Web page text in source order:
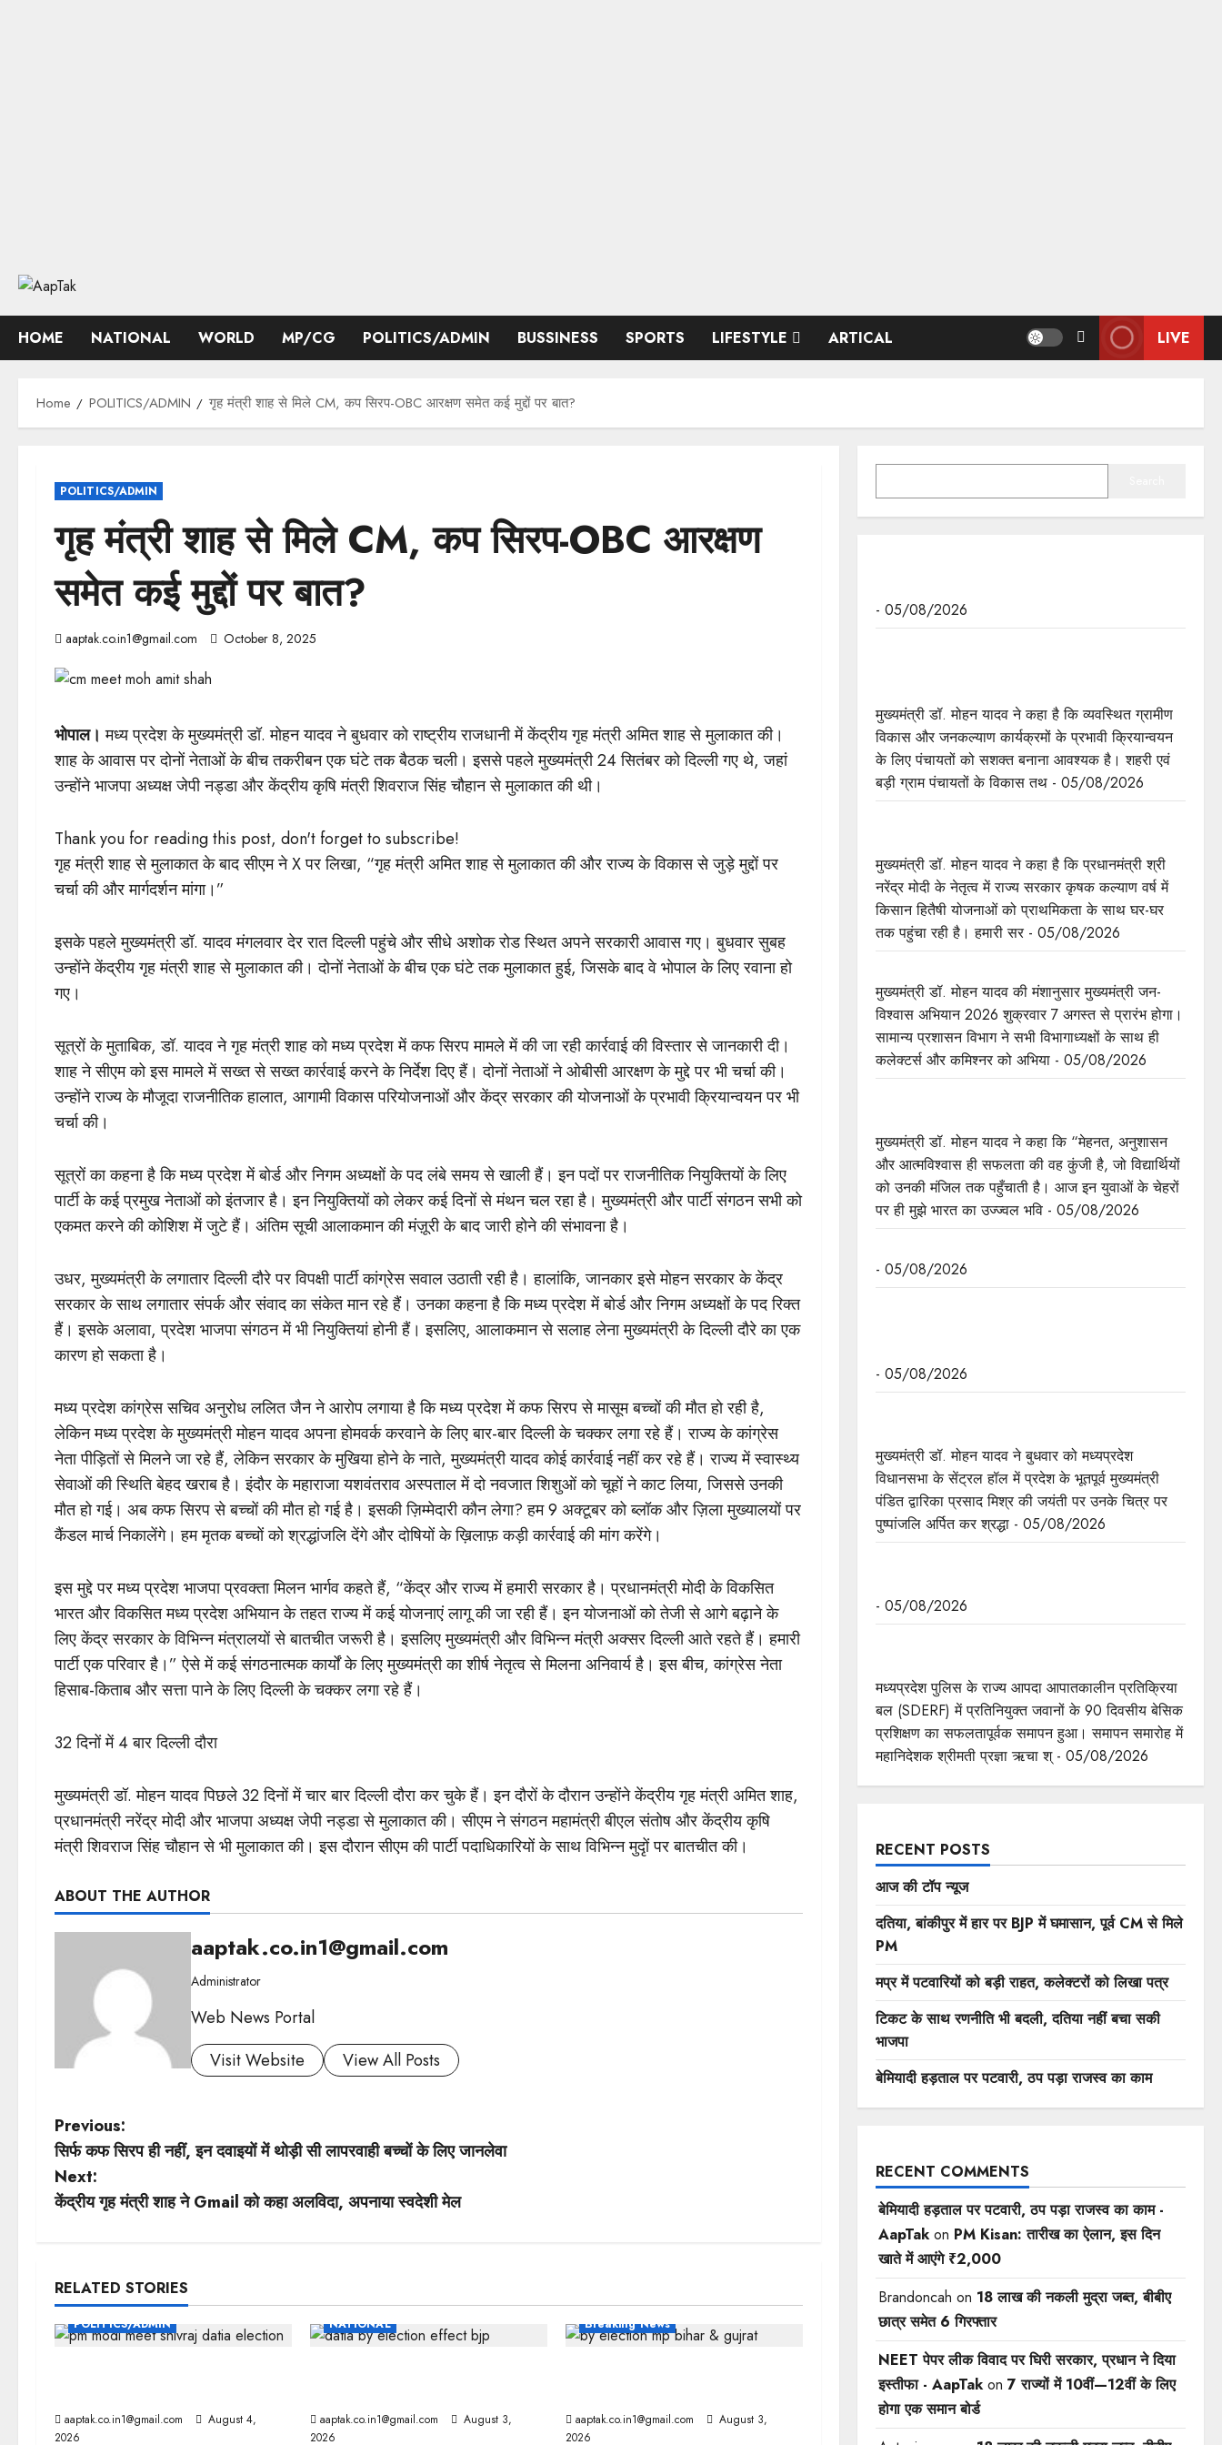
content
HOME
NATIONAL WORLD MP/CG POLITICS/ADMIN BUSSINESS SPORTS LIFESTYLE ARTICAL LIVE
Home POLITICS/ADMIN गृह मंत्री शाह से मिले CM, कप सिरप-OBC आरक्षण समेत कई मुद्दों पर बात?
POLITICS/ADMIN
गृह मंत्री शाह से मिले CM, कप सिरप-OBC आरक्षण
समेत कई मुद्दों पर बात?
aaptak.co.in1@gmail.com October 8, 2025
भोपाल। मध्य प्रदेश के मुख्यमंत्री डॉ. मोहन यादव ने बुधवार को राष्ट्रीय राजधानी में केंद्रीय गृह मंत्री अमित शाह से मुलाकात की।
शाह के आवास पर दोनों नेताओं के बीच तकरीबन एक घंटे तक बैठक चली। इससे पहले मुख्यमंत्री 24 सितंबर को दिल्ली गए थे, जहां
उन्होंने भाजपा अध्यक्ष जेपी नड्डा और केंद्रीय कृषि मंत्री शिवराज सिंह चौहान से मुलाकात की थी।
Thank you for reading this post, don't forget to subscribe!
गृह मंत्री शाह से मुलाकात के बाद सीएम ने X पर लिखा, “गृह मंत्री अमित शाह से मुलाकात की और राज्य के विकास से जुड़े मुद्दों पर
चर्चा की और मार्गदर्शन मांगा।”
इसके पहले मुख्यमंत्री डॉ. यादव मंगलवार देर रात दिल्ली पहुंचे और सीधे अशोक रोड स्थित अपने सरकारी आवास गए। बुधवार सुबह
उन्होंने केंद्रीय गृह मंत्री शाह से मुलाकात की। दोनों नेताओं के बीच एक घंटे तक मुलाकात हुई, जिसके बाद वे भोपाल के लिए रवाना हो
गए।
सूत्रों के मुताबिक, डॉ. यादव ने गृह मंत्री शाह को मध्य प्रदेश में कफ सिरप मामले में की जा रही कार्रवाई की विस्तार से जानकारी दी।
शाह ने सीएम को इस मामले में सख्त से सख्त कार्रवाई करने के निर्देश दिए हैं। दोनों नेताओं ने ओबीसी आरक्षण के मुद्दे पर भी चर्चा की।
उन्होंने राज्य के मौजूदा राजनीतिक हालात, आगामी विकास परियोजनाओं और केंद्र सरकार की योजनाओं के प्रभावी क्रियान्वयन पर भी
चर्चा की।
सूत्रों का कहना है कि मध्य प्रदेश में बोर्ड और निगम अध्यक्षों के पद लंबे समय से खाली हैं। इन पदों पर राजनीतिक नियुक्तियों के लिए
पार्टी के कई प्रमुख नेताओं को इंतजार है। इन नियुक्तियों को लेकर कई दिनों से मंथन चल रहा है। मुख्यमंत्री और पार्टी संगठन सभी को
एकमत करने की कोशिश में जुटे हैं। अंतिम सूची आलाकमान की मंज़ूरी के बाद जारी होने की संभावना है।
उधर, मुख्यमंत्री के लगातार दिल्ली दौरे पर विपक्षी पार्टी कांग्रेस सवाल उठाती रही है। हालांकि, जानकार इसे मोहन सरकार के केंद्र
सरकार के साथ लगातार संपर्क और संवाद का संकेत मान रहे हैं। उनका कहना है कि मध्य प्रदेश में बोर्ड और निगम अध्यक्षों के पद रिक्त
हैं। इसके अलावा, प्रदेश भाजपा संगठन में भी नियुक्तियां होनी हैं। इसलिए, आलाकमान से सलाह लेना मुख्यमंत्री के दिल्ली दौरे का एक
कारण हो सकता है।
मध्य प्रदेश कांग्रेस सचिव अनुरोध ललित जैन ने आरोप लगाया है कि मध्य प्रदेश में कफ सिरप से मासूम बच्चों की मौत हो रही है,
लेकिन मध्य प्रदेश के मुख्यमंत्री मोहन यादव अपना होमवर्क करवाने के लिए बार-बार दिल्ली के चक्कर लगा रहे हैं। राज्य के कांग्रेस
नेता पीड़ितों से मिलने जा रहे हैं, लेकिन सरकार के मुखिया होने के नाते, मुख्यमंत्री यादव कोई कार्रवाई नहीं कर रहे हैं। राज्य में स्वास्थ्य
सेवाओं की स्थिति बेहद खराब है। इंदौर के महाराजा यशवंतराव अस्पताल में दो नवजात शिशुओं को चूहों ने काट लिया, जिससे उनकी
मौत हो गई। अब कफ सिरप से बच्चों की मौत हो गई है। इसकी ज़िम्मेदारी कौन लेगा? हम 9 अक्टूबर को ब्लॉक और ज़िला मुख्यालयों पर
कैंडल मार्च निकालेंगे। हम मृतक बच्चों को श्रद्धांजलि देंगे और दोषियों के ख़िलाफ़ कड़ी कार्रवाई की मांग करेंगे।
इस मुद्दे पर मध्य प्रदेश भाजपा प्रवक्ता मिलन भार्गव कहते हैं, “केंद्र और राज्य में हमारी सरकार है। प्रधानमंत्री मोदी के विकसित
भारत और विकसित मध्य प्रदेश अभियान के तहत राज्य में कई योजनाएं लागू की जा रही हैं। इन योजनाओं को तेजी से आगे बढ़ाने के
लिए केंद्र सरकार के विभिन्न मंत्रालयों से बातचीत जरूरी है। इसलिए मुख्यमंत्री और विभिन्न मंत्री अक्सर दिल्ली आते रहते हैं। हमारी
पार्टी एक परिवार है।” ऐसे में कई संगठनात्मक कार्यों के लिए मुख्यमंत्री का शीर्ष नेतृत्व से मिलना अनिवार्य है। इस बीच, कांग्रेस नेता
हिसाब-किताब और सत्ता पाने के लिए दिल्ली के चक्कर लगा रहे हैं।
32 दिनों में 4 बार दिल्ली दौरा
मुख्यमंत्री डॉ. मोहन यादव पिछले 32 दिनों में चार बार दिल्ली दौरा कर चुके हैं। इन दौरों के दौरान उन्होंने केंद्रीय गृह मंत्री अमित शाह,
प्रधानमंत्री नरेंद्र मोदी और भाजपा अध्यक्ष जेपी नड्डा से मुलाकात की। सीएम ने संगठन महामंत्री बीएल संतोष और केंद्रीय कृषि
मंत्री शिवराज सिंह चौहान से भी मुलाकात की। इस दौरान सीएम की पार्टी पदाधिकारियों के साथ विभिन्न मुदृों पर बातचीत की।
ABOUT THE AUTHOR
aaptak.co.in1@gmail.com
Administrator
Web News Portal
Visit Website
View All Posts
P
o
s
n
a
g
Previous:
सिर्फ कफ सिरप ही नहीं, इन दवाइयों में थोड़ी सी लापरवाही बच्चों के लिए जानलेवा
Next:
केंद्रीय गृह मंत्री शाह ने Gmail को कहा अलविदा, अपनाया स्वदेशी मेल
RELATED STORIES
POLITICS/ADMIN
aaptak.co.in1@gmail.com
August 4,
2026
NATIONAL
aaptak.co.in1@gmail.com
August 3,
2026
Breaking News
aaptak.co.in1@gmail.com
August 3,
2026
- 05/08/2026
मुख्यमंत्री डॉ. मोहन यादव ने कहा है कि व्यवस्थित ग्रामीण
विकास और जनकल्याण कार्यक्रमों के प्रभावी क्रियान्वयन
के लिए पंचायतों को सशक्त बनाना आवश्यक है। शहरी एवं
बड़ी ग्राम पंचायतों के विकास तथ - 05/08/2026
मुख्यमंत्री डॉ. मोहन यादव ने कहा है कि प्रधानमंत्री श्री
नरेंद्र मोदी के नेतृत्व में राज्य सरकार कृषक कल्याण वर्ष में
किसान हितैषी योजनाओं को प्राथमिकता के साथ घर-घर
तक पहुंचा रही है। हमारी सर - 05/08/2026
मुख्यमंत्री डॉ. मोहन यादव की मंशानुसार मुख्यमंत्री जन-
विश्वास अभियान 2026 शुक्रवार 7 अगस्त से प्रारंभ होगा।
सामान्य प्रशासन विभाग ने सभी विभागाध्यक्षों के साथ ही
कलेक्टर्स और कमिश्नर को अभिया - 05/08/2026
मुख्यमंत्री डॉ. मोहन यादव ने कहा कि “मेहनत, अनुशासन
और आत्मविश्वास ही सफलता की वह कुंजी है, जो विद्यार्थियों
को उनकी मंजिल तक पहुँचाती है। आज इन युवाओं के चेहरों
पर ही मुझे भारत का उज्ज्वल भवि - 05/08/2026
- 05/08/2026
- 05/08/2026
मुख्यमंत्री डॉ. मोहन यादव ने बुधवार को मध्यप्रदेश
विधानसभा के सेंट्रल हॉल में प्रदेश के भूतपूर्व मुख्यमंत्री
पंडित द्वारिका प्रसाद मिश्र की जयंती पर उनके चित्र पर
पुष्पांजलि अर्पित कर श्रद्धा - 05/08/2026
- 05/08/2026
मध्यप्रदेश पुलिस के राज्य आपदा आपातकालीन प्रतिक्रिया
बल (SDERF) में प्रतिनियुक्त जवानों के 90 दिवसीय बेसिक
प्रशिक्षण का सफलतापूर्वक समापन हुआ। समापन समारोह में
महानिदेशक श्रीमती प्रज्ञा ऋचा श् - 05/08/2026
RECENT POSTS
आज की टॉप न्यूज
दतिया, बांकीपुर में हार पर BJP में घमासान, पूर्व CM से मिले
PM
मप्र में पटवारियों को बड़ी राहत, कलेक्टरों को लिखा पत्र
टिकट के साथ रणनीति भी बदली, दतिया नहीं बचा सकी
भाजपा
बेमियादी हड़ताल पर पटवारी, ठप पड़ा राजस्व का काम
RECENT COMMENTS
बेमियादी हड़ताल पर पटवारी, ठप पड़ा राजस्व का काम -
AapTakon PM Kisan: तारीख का ऐलान, इस दिन
खाते में आएंगे ₹2,000
Brandoncah on 18 लाख की नकली मुद्रा जब्त, बीबीए
छात्र समेत 6 गिरफ्तार
NEET पेपर लीक विवाद पर घिरी सरकार, प्रधान ने दिया
इस्तीफा - AapTakon 7 राज्यों में 10वीं—12वीं ​के लिए
होगा एक समान बोर्ड